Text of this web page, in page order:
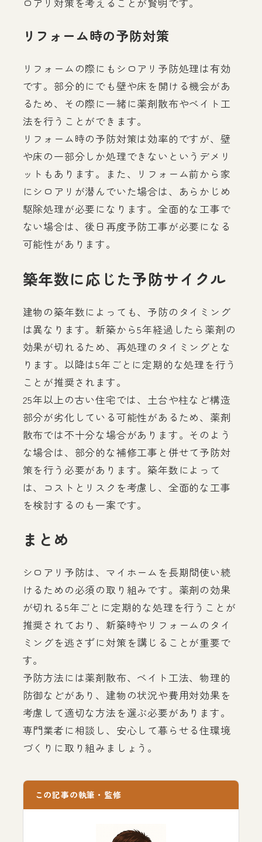
リフォーム時の予防対策
リフォームの際にもシロアリ予防処理は有効
です。部分的にでも壁や床を開ける機会があ
るため、その際に一緒に薬剤散布やベイト工
法を行うことができます。
リフォーム時の予防対策は効率的ですが、壁
や床の一部分しか処理できないというデメリ
ットもあります。また、リフォーム前から家
にシロアリが潜んでいた場合は、あらかじめ
駆除処理が必要になります。全面的な工事で
ない場合は、後日再度予防工事が必要になる
可能性があります。
築年数に応じた予防サイクル
建物の築年数によっても、予防のタイミング
は異なります。新築から5年経過したら薬剤の
効果が切れるため、再処理のタイミングとな
ります。以降は5年ごとに定期的な処理を行う
ことが推奨されます。
25年以上の古い住宅では、土台や柱など構造
部分が劣化している可能性があるため、薬剤
散布では不十分な場合があります。そのよう
な場合は、部分的な補修工事と併せて予防対
策を行う必要があります。築年数によって
は、コストとリスクを考慮し、全面的な工事
を検討するのも一案です。
まとめ
シロアリ予防は、マイホームを長期間使い続
けるための必須の取り組みです。薬剤の効果
が切れる5年ごとに定期的な処理を行うことが
推奨されており、新築時やリフォームのタイ
ミングを逃さずに対策を講じることが重要で
す。
予防方法には薬剤散布、ベイト工法、物理的
防御などがあり、建物の状況や費用対効果を
考慮して適切な方法を選ぶ必要があります。
専門業者に相談し、安心して暮らせる住環境
づくりに取り組みましょう。
この記事の執筆・監修